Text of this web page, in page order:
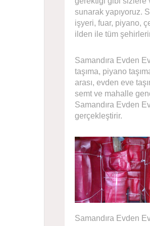
sunarak yapıyoruz.
işyeri, fuar, piyano,
ilden ile tüm
Samandıra Evden
taşıma, piyano
arası, evden eve
semt ve mahalle
Samandıra Evden
gerçekleştirir.
Samandıra Evden